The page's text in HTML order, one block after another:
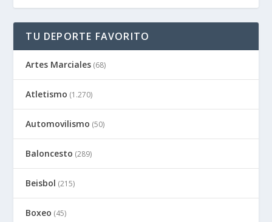
TU DEPORTE FAVORITO
Artes Marciales (68)
Atletismo (1.270)
Automovilismo (50)
Baloncesto (289)
Beisbol (215)
Boxeo (45)